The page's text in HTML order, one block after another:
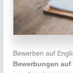
Bewerben auf
Bewerbungen